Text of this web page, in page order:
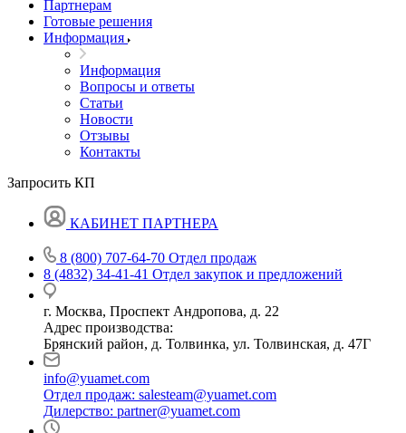
Партнерам
Готовые решения
Информация
Информация
Вопросы и ответы
Статьи
Новости
Отзывы
Контакты
Запросить КП
КАБИНЕТ ПАРТНЕРА
8 (800) 707-64-70 Отдел продаж
8 (4832) 34-41-41 Отдел закупок и предложений
г. Москва, Проспект Андропова, д. 22
Адрес производства:
Брянский район, д. Толвинка, ул. Толвинская, д. 47Г
info@yuamet.com
Отдел продаж: salesteam@yuamet.com
Дилерство: partner@yuamet.com